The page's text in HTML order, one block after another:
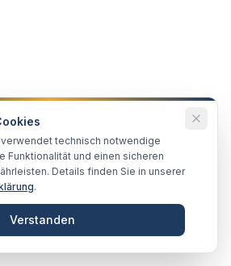
technisch notwendige
Funktionalität und einen sicheren
Details finden Sie in unserer
.
Verstanden
– Erstverkauf
Auflassungsvormerkung für einen
eingetragen ist und dieser
der erworbenen Wohnung hat.Lesen